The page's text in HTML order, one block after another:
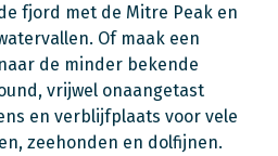
fjord met de Mitre Peak en
Of maak een
de minder bekende
vrijwel onaangetast
en verblijfplaats voor vele
zeehonden en dolfijnen.